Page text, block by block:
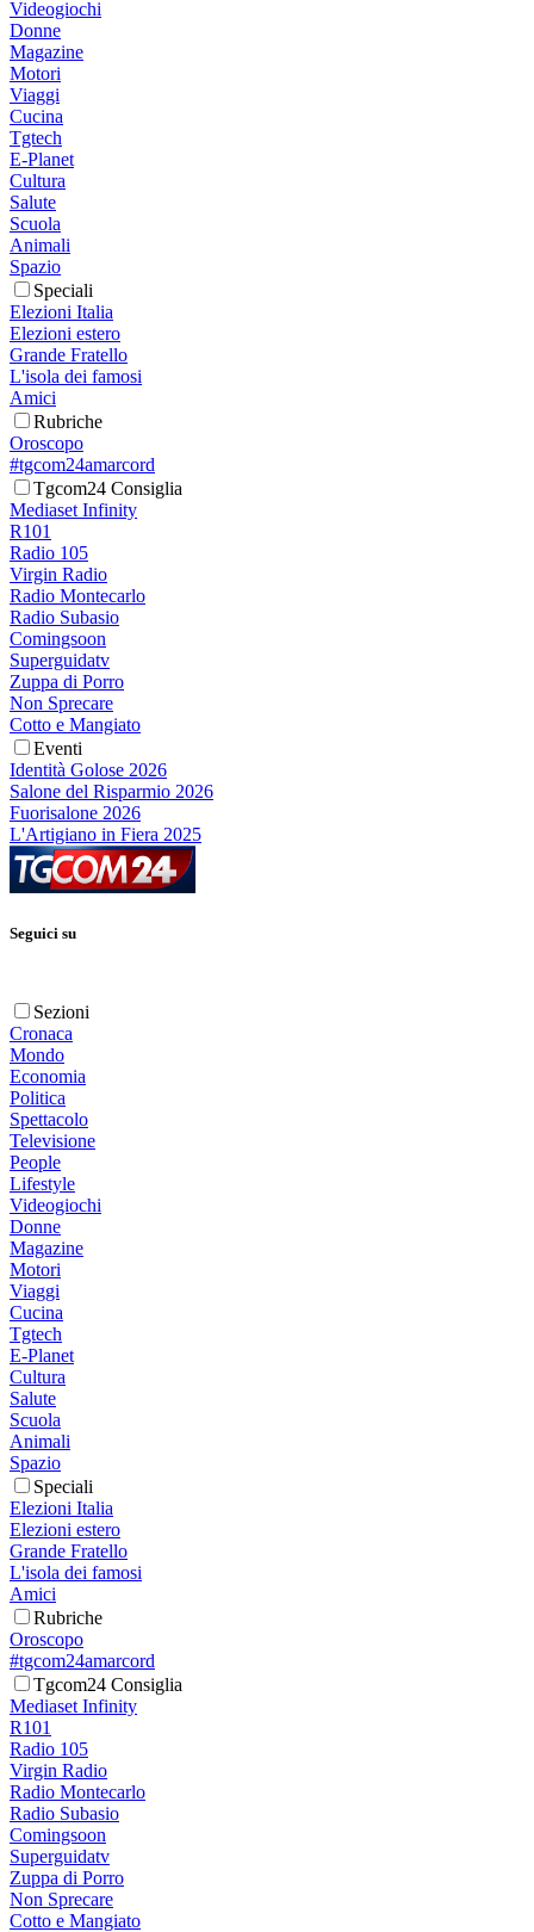
Videogiochi
Donne
Magazine
Motori
Viaggi
Cucina
Tgtech
E-Planet
Cultura
Salute
Scuola
Animali
Spazio
Speciali
Elezioni Italia
Elezioni estero
Grande Fratello
L'isola dei famosi
Amici
Rubriche
Oroscopo
#tgcom24amarcord
Tgcom24 Consiglia
Mediaset Infinity
R101
Radio 105
Virgin Radio
Radio Montecarlo
Radio Subasio
Comingsoon
Superguidatv
Zuppa di Porro
Non Sprecare
Cotto e Mangiato
Eventi
Identità Golose 2026
Salone del Risparmio 2026
Fuorisalone 2026
L'Artigiano in Fiera 2025
Seguici su
Sezioni
Cronaca
Mondo
Economia
Politica
Spettacolo
Televisione
People
Lifestyle
Videogiochi
Donne
Magazine
Motori
Viaggi
Cucina
Tgtech
E-Planet
Cultura
Salute
Scuola
Animali
Spazio
Speciali
Elezioni Italia
Elezioni estero
Grande Fratello
L'isola dei famosi
Amici
Rubriche
Oroscopo
#tgcom24amarcord
Tgcom24 Consiglia
Mediaset Infinity
R101
Radio 105
Virgin Radio
Radio Montecarlo
Radio Subasio
Comingsoon
Superguidatv
Zuppa di Porro
Non Sprecare
Cotto e Mangiato